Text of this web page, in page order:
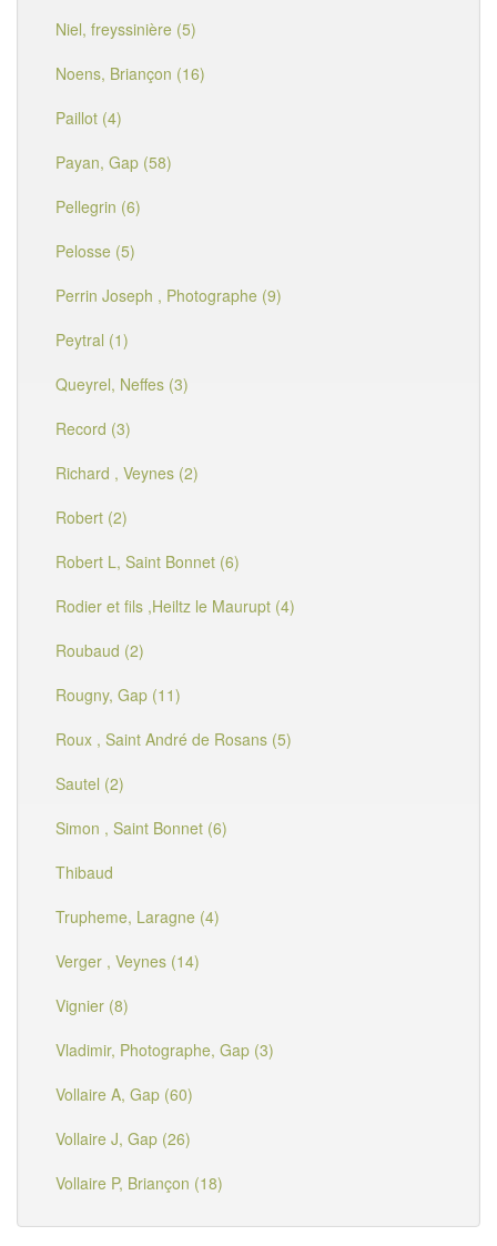
Niel, freyssinière (5)
Noens, Briançon (16)
Paillot (4)
Payan, Gap (58)
Pellegrin (6)
Pelosse (5)
Perrin Joseph , Photographe (9)
Peytral (1)
Queyrel, Neffes (3)
Record (3)
Richard , Veynes (2)
Robert (2)
Robert L, Saint Bonnet (6)
Rodier et fils ,Heiltz le Maurupt (4)
Roubaud (2)
Rougny, Gap (11)
Roux , Saint André de Rosans (5)
Sautel (2)
Simon , Saint Bonnet (6)
Thibaud
Trupheme, Laragne (4)
Verger , Veynes (14)
Vignier (8)
Vladimir, Photographe, Gap (3)
Vollaire A, Gap (60)
Vollaire J, Gap (26)
Vollaire P, Briançon (18)